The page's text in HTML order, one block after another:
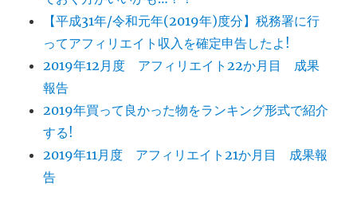
【平成31年/令和元年(2019年)度分】税務署に行
ってアフィリエイト収入を確定申告したよ!
2019年12月度 アフィリエイト22か月目 成果
報告
2019年買って良かった物をランキング形式で紹介
する!
2019年11月度 アフィリエイト21か月目 成果報
告